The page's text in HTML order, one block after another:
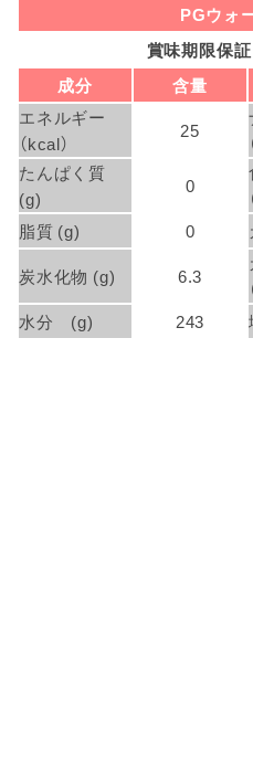
PGウォ
賞味期限保
成分
含量
エネルギー
（kcal）
25
たんぱく質
(g)
0
脂質 (g)
0
炭水化物 (g)
6.3
水分 (g)
243